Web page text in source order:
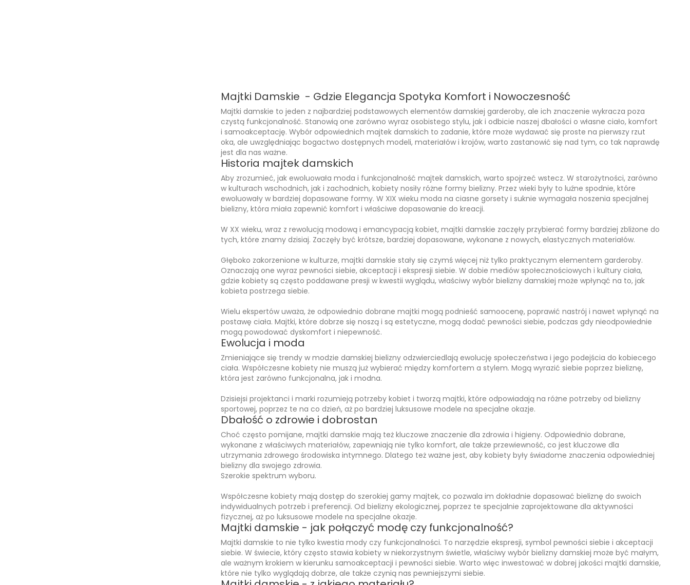
Majtki Damskie - Gdzie Elegancja Spotyka Komfort i Nowoczesność
Majtki damskie to jeden z najbardziej podstawowych elementów damskiej garderoby, ale ich znaczenie wykracza poza
czystą funkcjonalność. Stanowią one zarówno wyraz osobistego stylu, jak i odbicie naszej dbałości o własne ciało, komfort
i samoakceptację. Wybór odpowiednich majtek damskich to zadanie, które może wydawać się proste na pierwszy rzut
oka, ale uwzględniając bogactwo dostępnych modeli, materiałów i krojów, warto zastanowić się nad tym, co tak naprawdę
jest dla nas ważne.
Historia majtek damskich
Aby zrozumieć, jak ewoluowała moda i funkcjonalność majtek damskich, warto spojrzeć wstecz. W starożytności, zarówno
w kulturach wschodnich, jak i zachodnich, kobiety nosiły różne formy bielizny. Przez wieki były to luźne spodnie, które
ewoluowały w bardziej dopasowane formy. W XIX wieku moda na ciasne gorsety i suknie wymagała noszenia specjalnej
bielizny, która miała zapewnić komfort i właściwe dopasowanie do kreacji.
W XX wieku, wraz z rewolucją modową i emancypacją kobiet, majtki damskie zaczęły przybierać formy bardziej zbliżone do
tych, które znamy dzisiaj. Zaczęły być krótsze, bardziej dopasowane, wykonane z nowych, elastycznych materiałów.
Głęboko zakorzenione w kulturze, majtki damskie stały się czymś więcej niż tylko praktycznym elementem garderoby.
Oznaczają one wyraz pewności siebie, akceptacji i ekspresji siebie. W dobie mediów społecznościowych i kultury ciała,
gdzie kobiety są często poddawane presji w kwestii wyglądu, właściwy wybór bielizny damskiej może wpłynąć na to, jak
kobieta postrzega siebie.
Wielu ekspertów uważa, że odpowiednio dobrane majtki mogą podnieść samoocenę, poprawić nastrój i nawet wpłynąć na
postawę ciała. Majtki, które dobrze się noszą i są estetyczne, mogą dodać pewności siebie, podczas gdy nieodpowiednie
mogą powodować dyskomfort i niepewność.
Ewolucja i moda
Zmieniające się trendy w modzie damskiej bielizny odzwierciedlają ewolucję społeczeństwa i jego podejścia do kobiecego
ciała. Współczesne kobiety nie muszą już wybierać między komfortem a stylem. Mogą wyrazić siebie poprzez bieliznę,
która jest zarówno funkcjonalna, jak i modna.
Dzisiejsi projektanci i marki rozumieją potrzeby kobiet i tworzą majtki, które odpowiadają na różne potrzeby od bielizny
sportowej, poprzez te na co dzień, aż po bardziej luksusowe modele na specjalne okazje.
Dbałość o zdrowie i dobrostan
Choć często pomijane, majtki damskie mają też kluczowe znaczenie dla zdrowia i higieny. Odpowiednio dobrane,
wykonane z właściwych materiałów, zapewniają nie tylko komfort, ale także przewiewność, co jest kluczowe dla
utrzymania zdrowego środowiska intymnego. Dlatego też ważne jest, aby kobiety były świadome znaczenia odpowiedniej
bielizny dla swojego zdrowia.
Szerokie spektrum wyboru.
Współczesne kobiety mają dostęp do szerokiej gamy majtek, co pozwala im dokładnie dopasować bieliznę do swoich
indywidualnych potrzeb i preferencji. Od bielizny ekologicznej, poprzez te specjalnie zaprojektowane dla aktywności
fizycznej, aż po luksusowe modele na specjalne okazje.
Majtki damskie - jak połączyć modę czy funkcjonalność?
Majtki damskie to nie tylko kwestia mody czy funkcjonalności. To narzędzie ekspresji, symbol pewności siebie i akceptacji
siebie. W świecie, który często stawia kobiety w niekorzystnym świetle, właściwy wybór bielizny damskiej może być małym,
ale ważnym krokiem w kierunku samoakceptacji i pewności siebie. Warto więc inwestować w dobrej jakości majtki damskie,
które nie tylko wyglądają dobrze, ale także czynią nas pewniejszymi siebie.